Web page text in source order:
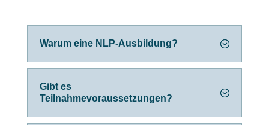
Warum eine NLP-Ausbildung?
Gibt es
Teilnahmevoraussetzungen?